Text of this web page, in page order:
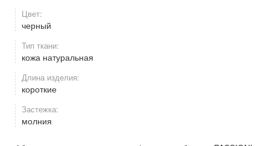
Цвет:
черный
Тип ткани:
кожа натуральная
Длина изделия:
короткие
Застежка:
молния